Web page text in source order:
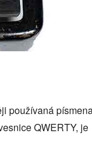
používaná
QWERTY, je